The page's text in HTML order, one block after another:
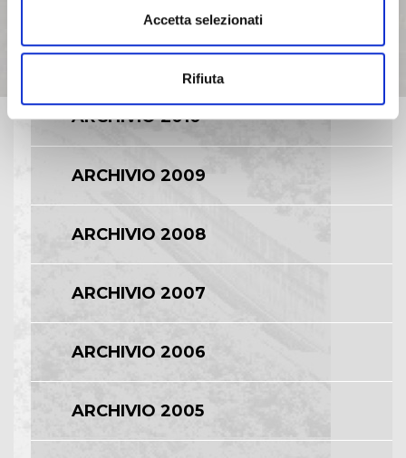
Accetta selezionati
Rifiuta
ARCHIVIO 2011
ARCHIVIO 2010
ARCHIVIO 2009
ARCHIVIO 2008
ARCHIVIO 2007
ARCHIVIO 2006
ARCHIVIO 2005